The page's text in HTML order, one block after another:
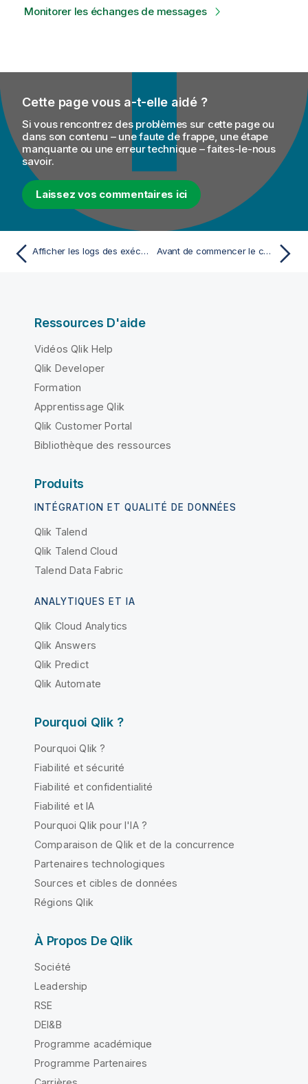
Monitorer les échanges de messages
Cette page vous a-t-elle aidé ?
Si vous rencontrez des problèmes sur cette page ou
dans son contenu – une faute de frappe, une étape
manquante ou une erreur technique – faites-le-nous
savoir.
Laissez vos commentaires ici
Afficher les logs des exécutions du Job Avant de commencer le cas réel d'utilisation
Ressources D'aide
Vidéos Qlik Help
Qlik Developer
Formation
Apprentissage Qlik
Qlik Customer Portal
Bibliothèque des ressources
Produits
INTÉGRATION ET QUALITÉ DE DONNÉES
Qlik Talend
Qlik Talend Cloud
Talend Data Fabric
ANALYTIQUES ET IA
Qlik Cloud Analytics
Qlik Answers
Qlik Predict
Qlik Automate
Pourquoi Qlik ?
Pourquoi Qlik ?
Fiabilité et sécurité
Fiabilité et confidentialité
Fiabilité et IA
Pourquoi Qlik pour l'IA ?
Comparaison de Qlik et de la concurrence
Partenaires technologiques
Sources et cibles de données
Régions Qlik
À Propos De Qlik
Société
Leadership
RSE
DEI&B
Programme académique
Programme Partenaires